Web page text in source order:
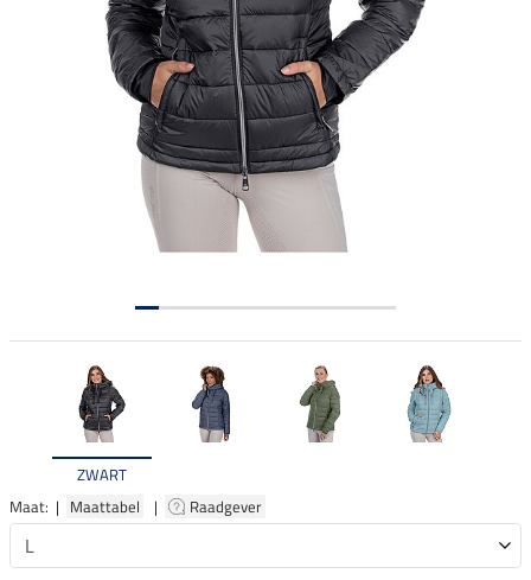
ZWART
Maat: | Maattabel | Raadgever